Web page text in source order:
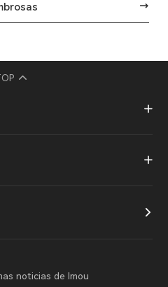
noticias de Imou